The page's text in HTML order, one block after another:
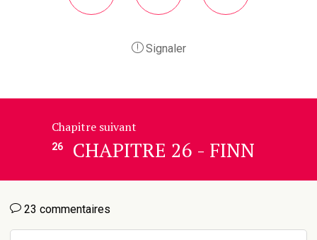
Signaler
Chapitre suivant
26 CHAPITRE 26 - FINN
23 commentaires